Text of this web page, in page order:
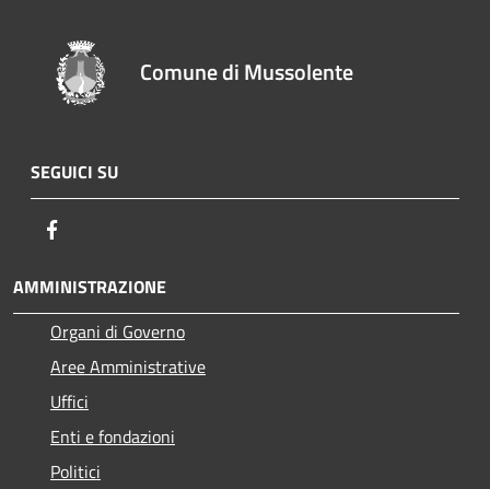
Comune di Mussolente
SEGUICI SU
AMMINISTRAZIONE
Organi di Governo
Aree Amministrative
Uffici
Enti e fondazioni
Politici